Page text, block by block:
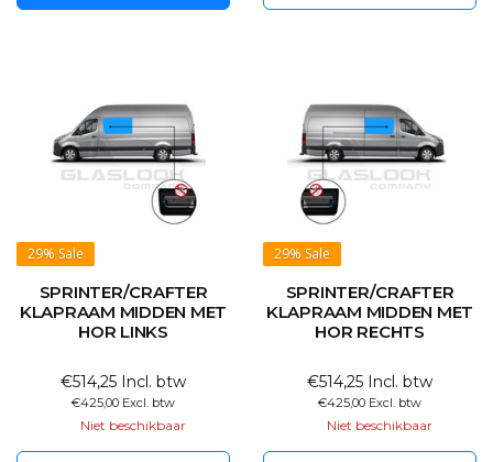
29% Sale
SPRINTER/CRAFTER
KLAPRAAM MIDDEN MET
HOR LINKS
€514,25 Incl. btw
€425,00 Excl. btw
Niet beschikbaar
29% Sale
SPRINTER/CRAFTER
KLAPRAAM MIDDEN MET
HOR RECHTS
€514,25 Incl. btw
€425,00 Excl. btw
Niet beschikbaar